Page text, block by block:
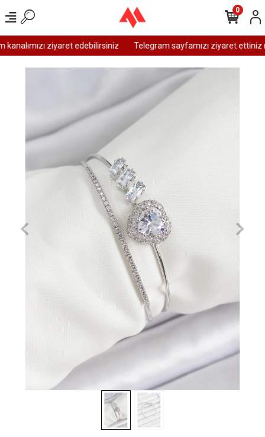
ziyaret edebilirsiniz Telegram sayfamızı ziyaret ettiniz
0